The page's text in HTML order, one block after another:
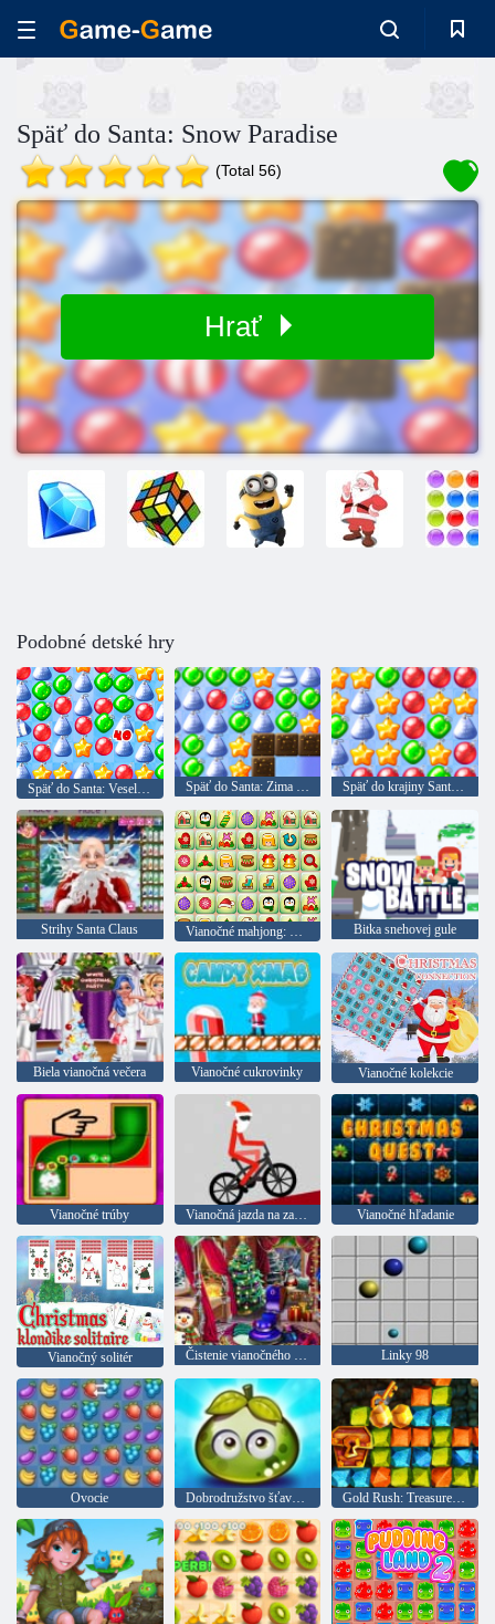
Späť do Santa: Snow Paradise
(Total 56)
Hrať
Podobné detské hry
Späť do Santa: Veselé Vianoce Späť do Santa: Zima Dovolenka Späť do krajiny Santa: Vianoce prichádzajú
Strihy Santa Claus Bitka snehovej gule
Biela vianočná večera Vianočné cukrovinky Vianočné kolekcie
Vianočné trúby Vianočná jazda na zadnom kolese Vianočné hľadanie
Vianočný solitér Čistenie vianočného domu Linky 98
Ovocie Dobrodružstvo šťavnatých bobúľ Gold Rush: Treasure Hunter